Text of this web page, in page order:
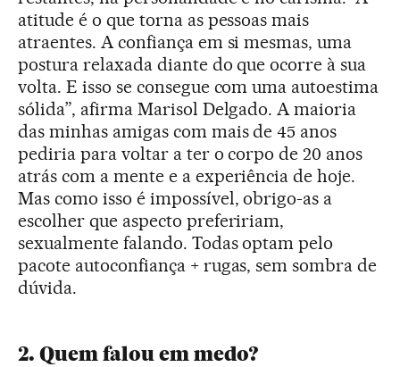
atitude é o que torna as pessoas mais
atraentes. A confiança em si mesmas, uma
postura relaxada diante do que ocorre à sua
volta. E isso se consegue com uma autoestima
sólida”, afirma Marisol Delgado. A maioria
das minhas amigas com mais de 45 anos
pediria para voltar a ter o corpo de 20 anos
atrás com a mente e a experiência de hoje.
Mas como isso é impossível, obrigo-as a
escolher que aspecto prefeririam,
sexualmente falando. Todas optam pelo
pacote autoconfiança + rugas, sem sombra de
dúvida.
2. Quem falou em medo?